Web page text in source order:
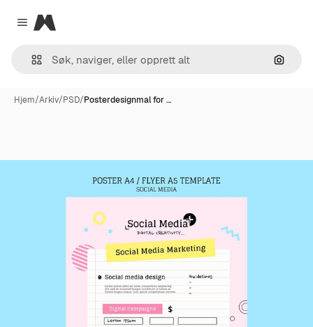
Close menu
Magnific
Søk
Hjem/Arkiv/PSD/Posterdesignmal for …